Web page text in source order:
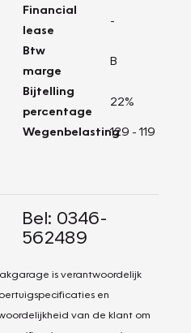
Financial
lease
-
Btw
marge
B
Bijtelling
percentage
22%
Wegenbelasting129 - 119
Bel: 0346-
562489
is verantwoordelijk
en
van de klant om